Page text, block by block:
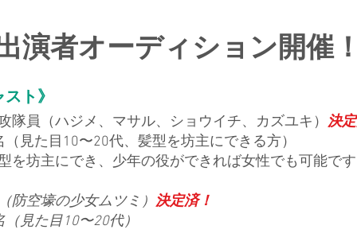
演者オーディション開催
ト》
隊員（ハジメ、マサル、ショウイチ、カズユキ） 決
た目10〜20代、髪型を坊主にできる方）
にでき、少年の役ができれば女性でも可能で
防空壕の少女ムツミ） 決定済！
た目10〜20代）